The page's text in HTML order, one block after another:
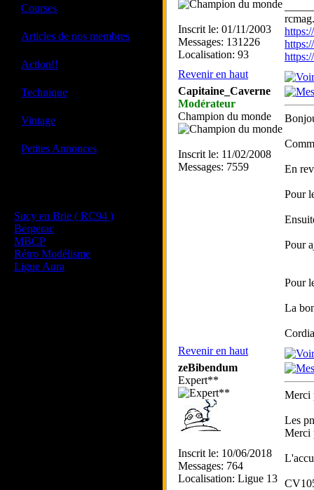
Courses
Articles de nos membres
Action!!
Technique
Vintage
Petites Annonces
Sucy en Brie ( RC94 )
Bergerac
MBCP
Rétro Modélisme
Ligue Aura
Inscrit le: 01/11/2003
Messages: 131226
Localisation: 93
Revenir en haut
Capitaine_Caverne
Modérateur
Champion du monde
Inscrit le: 11/02/2008
Messages: 7559
En
Pour
Pour
Pour
La
Revenir en haut
zeBibendum
Expert**
Inscrit le: 10/06/2018
Messages: 764
Localisation: Ligue 13
Merci
Les
Merci